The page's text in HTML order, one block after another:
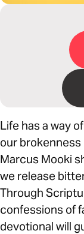
Life has a way
our brokenness
Marcus Mooki
we release
Through
confessions of
devotional will